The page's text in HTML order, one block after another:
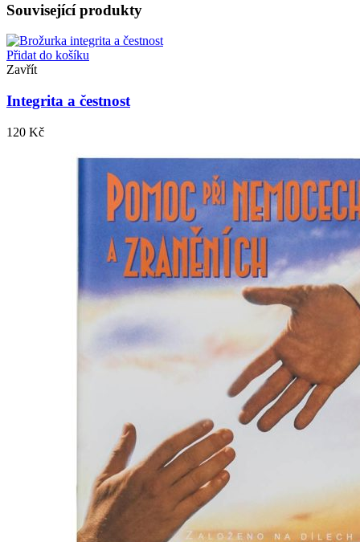
Související produkty
Přidat do košíku
Zavřít
Integrita a čestnost
120 Kč